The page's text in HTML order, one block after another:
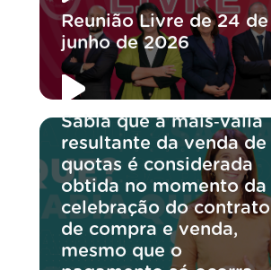
Reunião Livre de 24 de
junho de 2026
Sabia que a mais‑valia
resultante da venda de
quotas é considerada
obtida no momento da
celebração do contrato
de compra e venda,
mesmo que o